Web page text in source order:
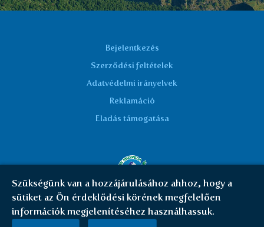
Bejelentkezés
Szerződési feltételek
Adatvédelmi irányelvek
Reklamáció
Eladás támogatása
Cookies
Szükségünk van a hozzájárulásához ahhoz, hogy a
sütiket az Ön érdeklődési körének megfelelően
információk megjelenítéséhez használhassuk.